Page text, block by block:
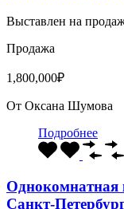
Выставлен на
Продажа
1,800,000₽
От Оксана Шумова
Подробнее
Однокомнатная
Санкт-